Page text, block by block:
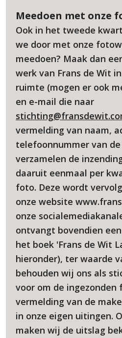
Meedoen met onze
Ook in het tweede
we door met onze
meedoen? Maak dan
werk van Frans de Wit
ruimte (mogen er ook
en e-mail die naar
vermelding van naam,
telefoonnummer van
verzamelen de
daaruit eenmaal per
foto. Deze wordt
onze website
onze
ontvangt bovendien
het boek 'Frans de Wit
hieronder), ter waarde
behouden wij ons als
voor om de ingezonden
vermelding van de
in onze eigen uitingen.
maken wij de uitslag